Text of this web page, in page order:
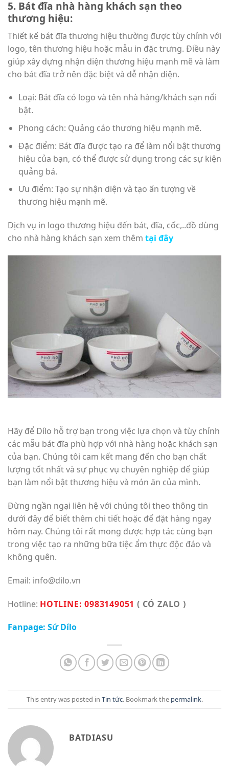
5. Bát đĩa nhà hàng khách sạn theo
thương hiệu:
Thiết kế bát đĩa thương hiệu thường được tùy chỉnh với
logo, tên thương hiệu hoặc mẫu in đặc trưng. Điều này
giúp xây dựng nhận diện thương hiệu mạnh mẽ và làm
cho bát đĩa trở nên đặc biệt và dễ nhận diện.
Loại: Bát đĩa có logo và tên nhà hàng/khách sạn nổi
bật.
Phong cách: Quảng cáo thương hiệu mạnh mẽ.
Đặc điểm: Bát đĩa được tạo ra để làm nổi bật thương
hiệu của bạn, có thể được sử dụng trong các sự kiện
quảng bá.
Ưu điểm: Tạo sự nhận diện và tạo ấn tượng về
thương hiệu mạnh mẽ.
Dịch vụ in logo thương hiệu đến bát, đĩa, cốc,..đồ dùng
cho nhà hàng khách sạn xem thêm tại đây
Hãy để Dílo hỗ trợ bạn trong việc lựa chọn và tùy chỉnh
các mẫu bát đĩa phù hợp với nhà hàng hoặc khách sạn
của bạn. Chúng tôi cam kết mang đến cho bạn chất
lượng tốt nhất và sự phục vụ chuyên nghiệp để giúp
bạn làm nổi bật thương hiệu và món ăn của mình.
Đừng ngần ngại liên hệ với chúng tôi theo thông tin
dưới đây để biết thêm chi tiết hoặc để đặt hàng ngay
hôm nay. Chúng tôi rất mong được hợp tác cùng bạn
trong việc tạo ra những bữa tiệc ẩm thực độc đáo và
không quên.
Email: info@dilo.vn
Hotline: HOTLINE: 0983149051 ( CÓ ZALO )
Fanpage: Sứ Dílo
This entry was posted in Tin tức. Bookmark the permalink.
BATDIASU